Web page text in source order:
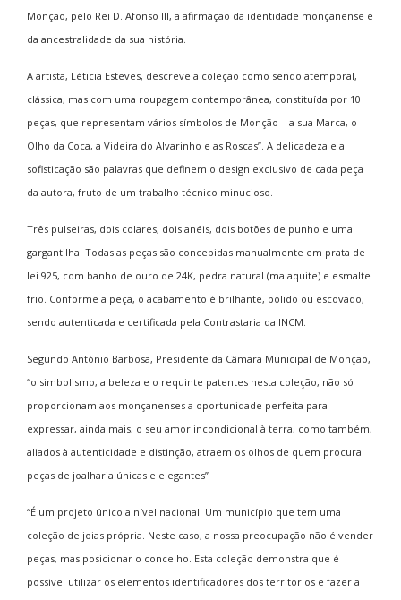
Monção, pelo Rei D. Afonso III, a afirmação da identidade monçanense e
da ancestralidade da sua história.
A artista, Léticia Esteves, descreve a coleção como sendo atemporal,
clássica, mas com uma roupagem contemporânea, constituída por 10
peças, que representam vários símbolos de Monção – a sua Marca, o
Olho da Coca, a Videira do Alvarinho e as Roscas”. A delicadeza e a
sofisticação são palavras que definem o design exclusivo de cada peça
da autora, fruto de um trabalho técnico minucioso.
Três pulseiras, dois colares, dois anéis, dois botões de punho e uma
gargantilha. Todas as peças são concebidas manualmente em prata de
lei 925, com banho de ouro de 24K, pedra natural (malaquite) e esmalte
frio. Conforme a peça, o acabamento é brilhante, polido ou escovado,
sendo autenticada e certificada pela Contrastaria da INCM.
Segundo António Barbosa, Presidente da Câmara Municipal de Monção,
“o simbolismo, a beleza e o requinte patentes nesta coleção, não só
proporcionam aos monçanenses a oportunidade perfeita para
expressar, ainda mais, o seu amor incondicional à terra, como também,
aliados à autenticidade e distinção, atraem os olhos de quem procura
peças de joalharia únicas e elegantes”
“É um projeto único a nível nacional. Um município que tem uma
coleção de joias própria. Neste caso, a nossa preocupação não é vender
peças, mas posicionar o concelho. Esta coleção demonstra que é
possível utilizar os elementos identificadores dos territórios e fazer a